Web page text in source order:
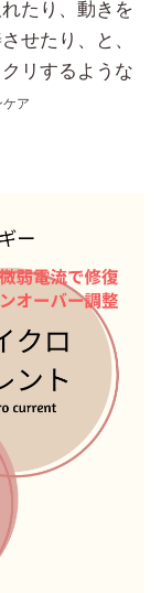
たり、動きを
せたり、と、
リするような
ケア